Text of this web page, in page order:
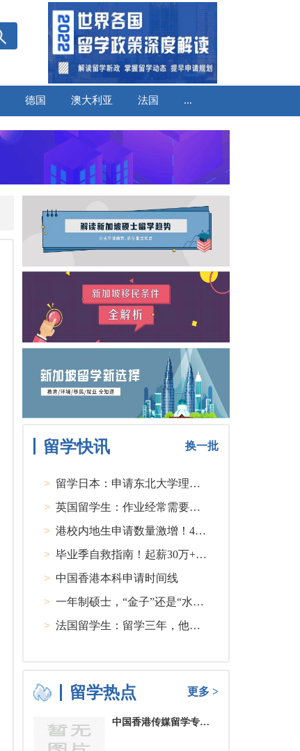
德国 澳大利亚 法国 ...
留学快讯 换一批
>
留学日本：申请东北大学理工类硕士课程大多要求先获得教授内诺
>
英国留学生：作业经常需要熬夜完成
>
港校内地生申请数量激增！40人抢1学位？
>
毕业季自救指南！起薪30万+ 不愧是00后都偏爱的留学国家TOP1
> 中国香港本科申请时间线
>
一年制硕士，“金子”还是“水货”？
>
法国留学生：留学三年，他在孤独中找到内心的力量
留学热点 更多 >
中国香港传媒留学专业分类及申请要求